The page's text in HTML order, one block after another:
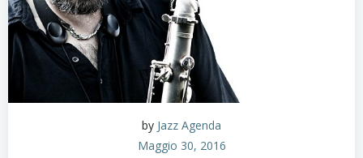
by Jazz Agenda
Maggio 30, 2016